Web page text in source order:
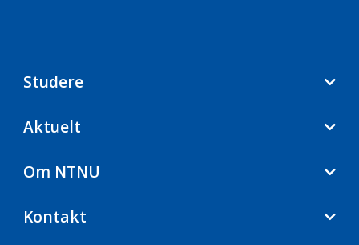
Studere
Aktuelt
Om NTNU
Kontakt